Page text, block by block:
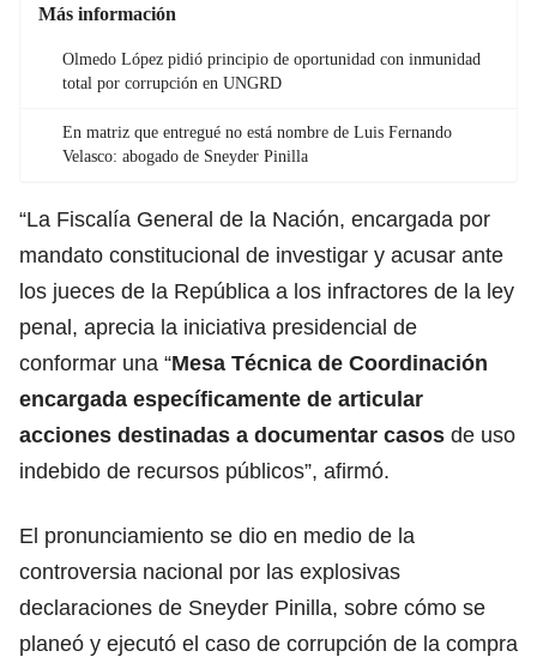
Más información
Olmedo López pidió principio de oportunidad con inmunidad
total por corrupción en UNGRD
En matriz que entregué no está nombre de Luis Fernando
Velasco: abogado de Sneyder Pinilla
“La Fiscalía General de la Nación, encargada por
mandato constitucional de investigar y acusar ante
los jueces de la República a los infractores de la ley
penal, aprecia la iniciativa presidencial de
conformar una “Mesa Técnica de Coordinación
encargada específicamente de articular
acciones destinadas a documentar casos de uso
indebido de recursos públicos”, afirmó.
El pronunciamiento se dio en medio de la
controversia nacional por las explosivas
declaraciones de Sneyder Pinilla, sobre cómo se
planeó y ejecutó el caso de corrupción de la compra